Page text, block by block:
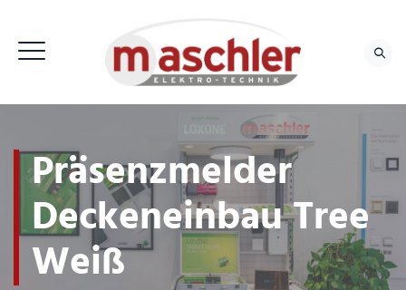
Präsenzmelder
Deckeneinbau Tree
Weiß